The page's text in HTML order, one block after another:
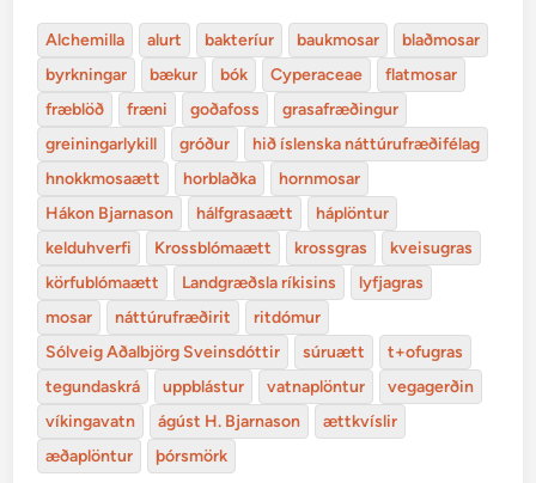
Alchemilla alurt bakteríur baukmosar
blaðmosar
byrkningar
bækur bók Cyperaceae
flatmosar
fræblöð
fræni goðafoss
grasafræðingur
greiningarlykill
gróður
hið íslenska náttúrufræðifélag
hnokkmosaætt
horblaðka
hornmosar
Hákon Bjarnason
hálfgrasaætt
háplöntur
kelduhverfi
Krossblómaætt krossgras
kveisugras
körfublómaætt
Landgræðsla ríkisins
lyfjagras
mosar
náttúrufræðirit
ritdómur
Sólveig Aðalbjörg Sveinsdóttir
súruætt
t+ofugras
tegundaskrá
uppblástur vatnaplöntur
vegagerðin
víkingavatn
ágúst H. Bjarnason
ættkvíslir
æðaplöntur
þórsmörk